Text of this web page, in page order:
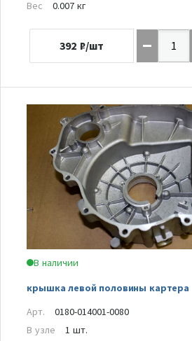
Вес 0.007 кг
392 ₽/шт
В наличии
крышка левой половины картера
Арт.
0180-014001-0080
В узле
1 шт.